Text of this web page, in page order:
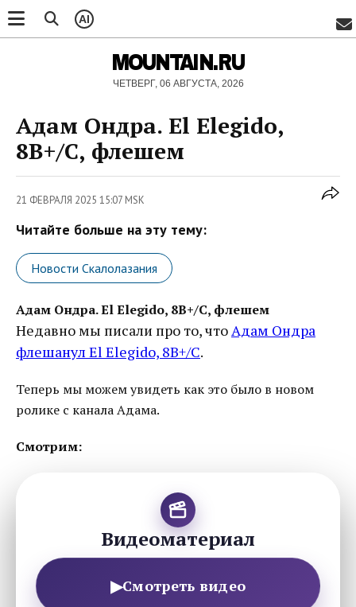
AI
MOUNTAIN.RU
ЧЕТВЕРГ, 06 АВГУСТА, 2026
Адам Ондра. El Elegido,
8B+/C, флешем
21 ФЕВРАЛЯ 2025 15:07 MSK
Читайте больше на эту тему:
Новости Скалолазания
Адам Ондра. El Elegido, 8B+/C, флешем
Недавно мы писали про то, чтоАдам Ондра
флешанул El Elegido, 8B+/C.
Теперь мы можем увидеть как это было в новом
ролике с канала Адама.
Смотрим:
Видеоматериал
▶Смотреть видео